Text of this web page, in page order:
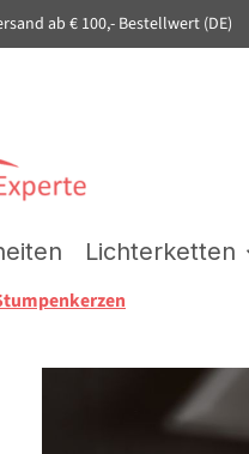
springen
ab € 100,- Bestellwert (DE)
Lichterketten